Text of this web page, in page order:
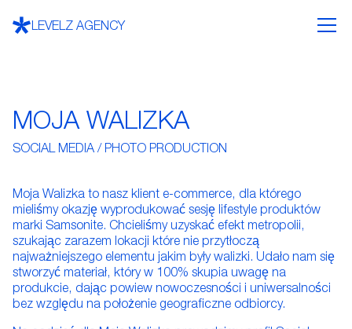
LEVELZ AGENCY
MOJA WALIZKA
SOCIAL MEDIA / PHOTO PRODUCTION
Moja Walizka to nasz klient e-commerce, dla którego
mieliśmy okazję wyprodukować sesję lifestyle produktów
marki Samsonite. Chcieliśmy uzyskać efekt metropolii,
szukając zarazem lokacji które nie przytłoczą
najważniejszego elementu jakim były walizki. Udało nam się
stworzyć materiał, który w 100% skupia uwagę na
produkcie, dając powiew nowoczesności i uniwersalności
bez względu na położenie geograficzne odbiorcy.